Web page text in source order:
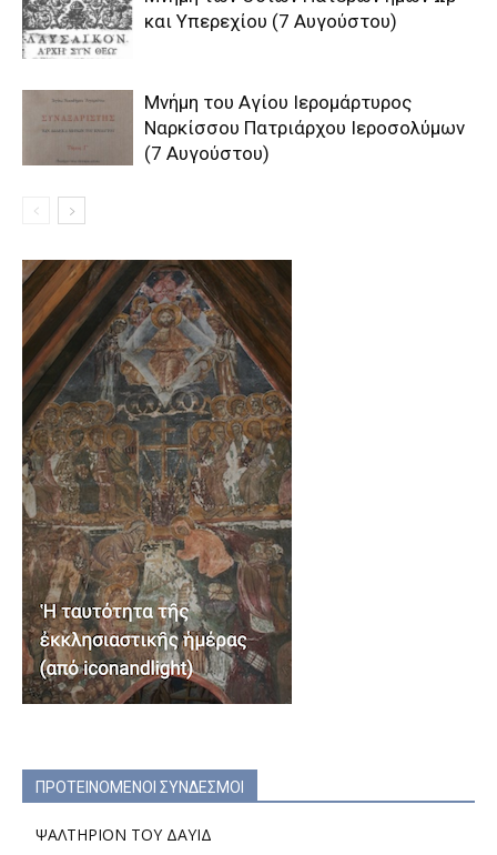
και Υπερεχίου (7 Αυγούστου)
Μνήμη του Aγίου Ιερομάρτυρος
Ναρκίσσου Πατριάρχου Ιεροσολύμων
(7 Αυγούστου)
ΠΡΟΤΕΙΝΟΜΕΝΟΙ ΣΥΝΔΕΣΜΟΙ
ΨΑΛΤΗΡΙΟΝ ΤΟΥ ΔΑΥΙΔ